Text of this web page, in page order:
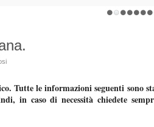
Tutte le informazioni seguenti sono
in caso di necessità chiedete